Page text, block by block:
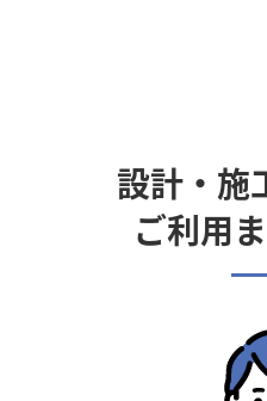
設計・施
ご利用